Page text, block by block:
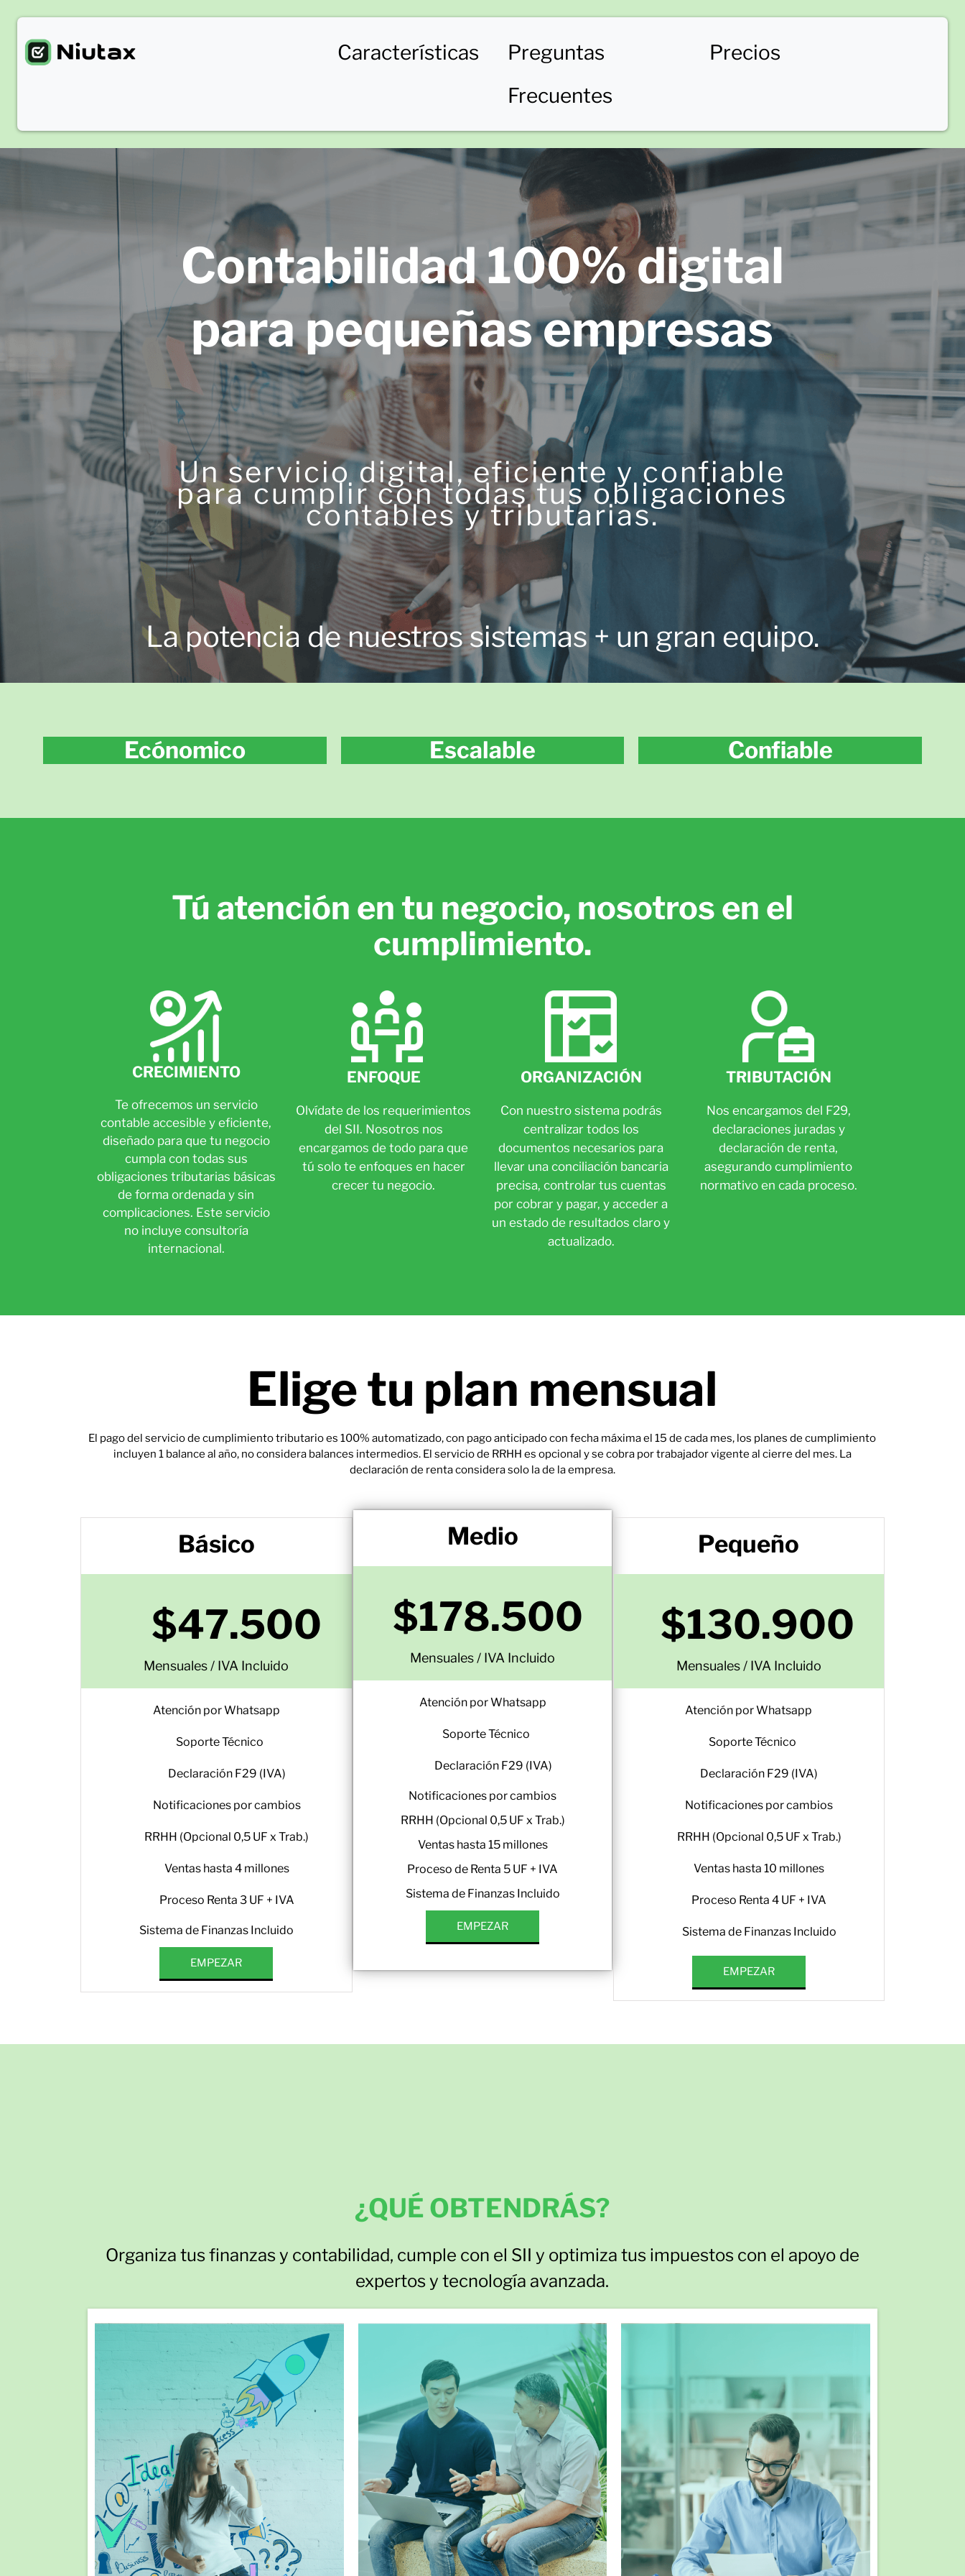
Características
Preguntas
Frecuentes
Precios
Contabilidad 100% digital
para pequeñas empresas
Un servicio digital, eficiente y confiable
para cumplir con todas tus obligaciones
contables y tributarias.
La potencia de nuestros sistemas + un gran equipo.
Ecónomico Escalable Confiable
Tú atención en tu negocio, nosotros en el
cumplimiento.
CRECIMIENTO
Te ofrecemos un servicio
contable accesible y eficiente,
diseñado para que tu negocio
cumpla con todas sus
obligaciones tributarias básicas
de forma ordenada y sin
complicaciones. Este servicio
no incluye consultoría
internacional.
ENFOQUE
Olvídate de los requerimientos
del SII. Nosotros nos
encargamos de todo para que
tú solo te enfoques en hacer
crecer tu negocio.
ORGANIZACIÓN
Con nuestro sistema podrás
centralizar todos los
documentos necesarios para
llevar una conciliación bancaria
precisa, controlar tus cuentas
por cobrar y pagar, y acceder a
un estado de resultados claro y
actualizado.
TRIBUTACIÓN
Nos encargamos del F29,
declaraciones juradas y
declaración de renta,
asegurando cumplimiento
normativo en cada proceso.
Elige tu plan mensual
El pago del servicio de cumplimiento tributario es 100% automatizado, con pago anticipado con fecha máxima el 15 de cada mes, los planes de cumplimiento
incluyen 1 balance al año, no considera balances intermedios. El servicio de RRHH es opcional y se cobra por trabajador vigente al cierre del mes. La
declaración de renta considera solo la de la empresa.
Básico
$47.500
Mensuales / IVA Incluido
Atención por Whatsapp
Soporte Técnico
Declaración F29 (IVA)
Notificaciones por cambios
RRHH (Opcional 0,5 UF x Trab.)
Ventas hasta 4 millones
Proceso Renta 3 UF + IVA
Sistema de Finanzas Incluido
EMPEZAR
Medio
$178.500
Mensuales / IVA Incluido
Atención por Whatsapp
Soporte Técnico
Declaración F29 (IVA)
Notificaciones por cambios
RRHH (Opcional 0,5 UF x Trab.)
Ventas hasta 15 millones
Proceso de Renta 5 UF + IVA
Sistema de Finanzas Incluido
EMPEZAR
Pequeño
$130.900
Mensuales / IVA Incluido
Atención por Whatsapp
Soporte Técnico
Declaración F29 (IVA)
Notificaciones por cambios
RRHH (Opcional 0,5 UF x Trab.)
Ventas hasta 10 millones
Proceso Renta 4 UF + IVA
Sistema de Finanzas Incluido
EMPEZAR
¿QUÉ OBTENDRÁS?
Organiza tus finanzas y contabilidad, cumple con el SII y optimiza tus impuestos con el apoyo de
expertos y tecnología avanzada.